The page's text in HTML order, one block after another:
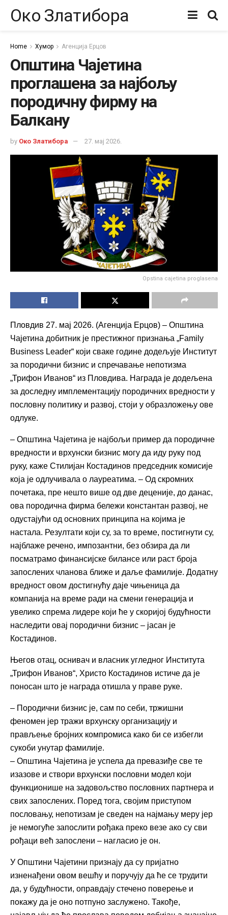
Око Златибора
Home Хумор Агенција Ерцов
Општина Чајетина
проглашена за најбољу
породичну фирму на
Балкану
by Око Златибора 27. мај 2026.
Opstina cajetina proglasena
Пловдив 27. мај 2026. (Агенција Ерцов) – Општина
Чајетина добитник је престижног признања „Family
Business Leader“ који сваке године додељује Институт
за породични бизнис и спречавање непотизма
„Трифон Иванов“ из Пловдива. Награда је додељена
за доследну имплементацију породичних вредности у
пословну политику и развој, стоји у образложењу ове
одлуке.
– Општина Чајетина је најбољи пример да породичне
вредности и врхунски бизнис могу да иду руку под
руку, каже Стилијан Костадинов председник комисије
која је одлучивала о лауреатима. – Од скромних
почетака, пре нешто више од две деценије, до данас,
ова породична фирма бележи константан развој, не
одустајући од основних принципа на којима је
настала. Резултати који су, за то време, постигнути су,
најблаже речено, импозантни, без обзира да ли
посматрамо финансијске билансе или раст броја
запослених чланова ближе и даље фамилије. Додатну
вредност овом достигнућу даје чињеница да
компанија на време ради на смени генерација и
увелико спрема лидере који ће у скоријој будућности
наследити овај породични бизнис – јасан је
Костадинов.
Његов отац, оснивач и власник угледног Института
„Трифон Иванов“, Христо Костадинов истиче да је
поносан што је награда отишла у праве руке.
– Породични бизнис је, сам по себи, тржишни
феномен јер тражи врхунску организацију и
прављење бројних компромиса како би се избегли
сукоби унутар фамилије.
– Општина Чајетина је успела да превазиђе све те
изазове и створи врхунски пословни модел који
функционише на задовољство пословних партнера и
свих запослених. Поред тога, својим приступом
пословању, непотизам је сведен на најмању меру јер
је немогуће запослити рођака преко везе ако су сви
рођаци већ запослени – нагласио је он.
У Општини Чајетини признају да су пријатно
изненађени овом вешћу и поручују да ће се трудити
да, у будућности, оправдају стечено поверење и
покажу да је оно потпуно заслужено. Такође,